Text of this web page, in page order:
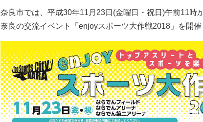
奈良市では、平成30年11月23日(金曜日・祝日)午前11時
奈良の交流イベント「enjoyスポーツ大作戦2018」を開